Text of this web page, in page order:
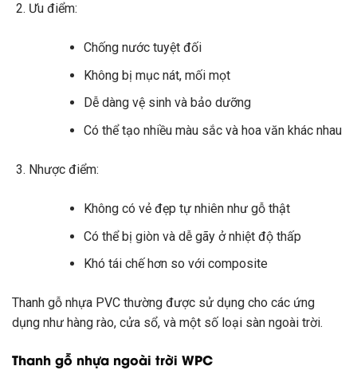
Ưu điểm:
Chống nước tuyệt đối
Không bị mục nát, mối mọt
Dễ dàng vệ sinh và bảo dưỡng
Có thể tạo nhiều màu sắc và hoa văn khác nhau
Nhược điểm:
Không có vẻ đẹp tự nhiên như gỗ thật
Có thể bị giòn và dễ gãy ở nhiệt độ thấp
Khó tái chế hơn so với composite
Thanh gỗ nhựa PVC thường được sử dụng cho các ứng
dụng như hàng rào, cửa sổ, và một số loại sàn ngoài trời.
Thanh gỗ nhựa ngoài trời WPC